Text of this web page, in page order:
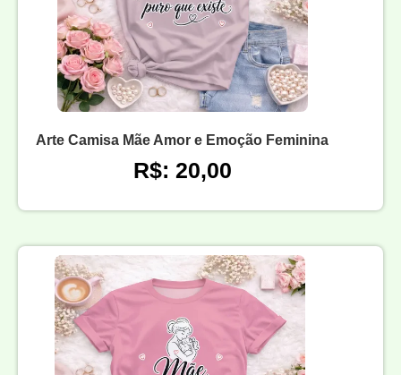
Arte Camisa Mãe Amor e Emoção Feminina
R$: 20,00